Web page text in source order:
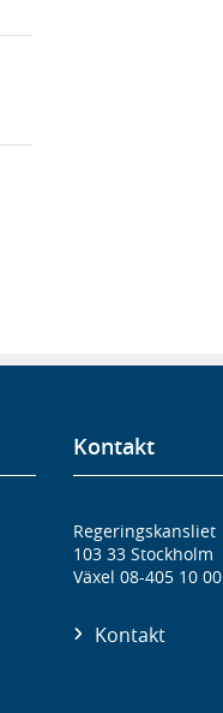
Kontakt
Regeringskansliet
103 33 Stockholm
Växel 08-405 10 00
Kontakt